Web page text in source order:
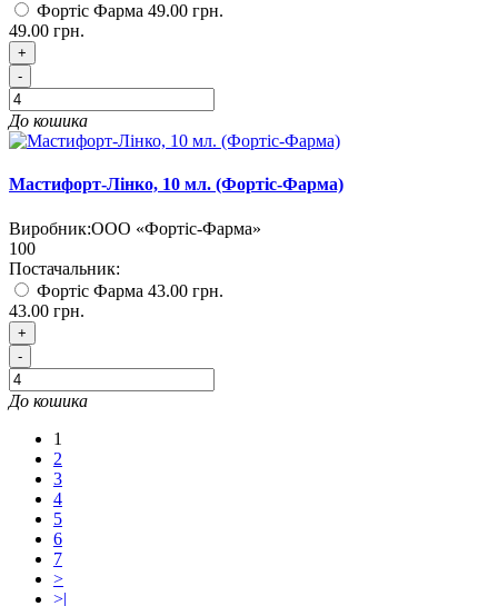
Фортіс Фарма 49.00 грн.
49.00 грн.
+
-
До кошика
Мастифорт-Лінко, 10 мл. (Фортіс-Фарма)
Виробник:ООО «Фортіс-Фарма»
100
Постачальник:
Фортіс Фарма 43.00 грн.
43.00 грн.
+
-
До кошика
1
2
3
4
5
6
7
>
>|